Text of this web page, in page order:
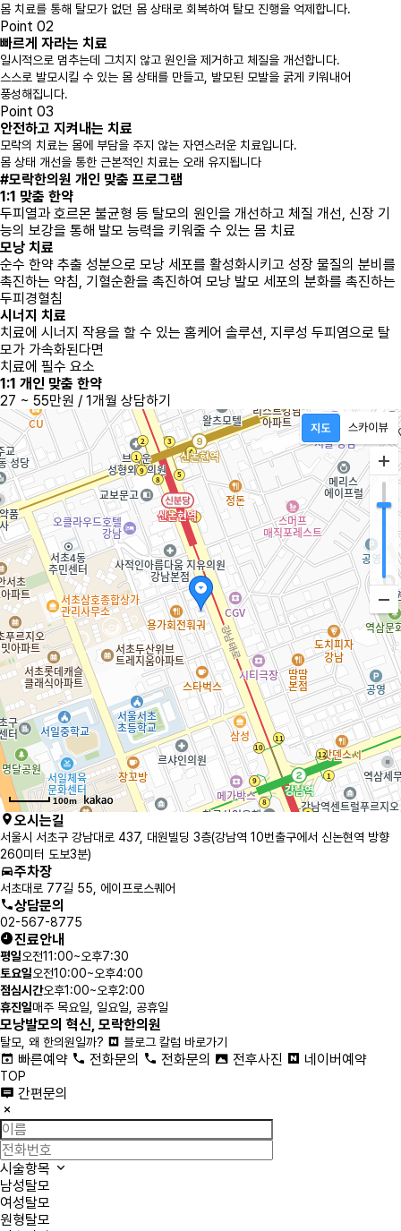
몸 치료를 통해 탈모가 없던 몸 상태로 회복하여 탈모 진행을 억제합니다.
Point 02
빠르게 자라는 치료
일시적으로 멈추는데 그치지 않고 원인을 제거하고 체질을 개선합니다.
스스로 발모시킬 수 있는 몸 상태를 만들고, 발모된 모발을 굵게 키워내어
풍성해집니다.
Point 03
안전하고 지켜내는 치료
모락의 치료는 몸에 부담을 주지 않는 자연스러운 치료입니다.
몸 상태 개선을 통한 근본적인 치료는 오래 유지됩니다
#모락한의원 개인 맞춤 프로그램
1:1 맞춤 한약
두피열과 호르몬 불균형 등 탈모의 원인을 개선하고 체질 개선, 신장 기
능의 보강을 통해 발모 능력을 키워줄 수 있는 몸 치료
모낭 치료
순수 한약 추출 성분으로 모낭 세포를 활성화시키고 성장 물질의 분비를
촉진하는 약침, 기혈순환을 촉진하여 모낭 발모 세포의 분화를 촉진하는
두피경혈침
시너지 치료
치료에 시너지 작용을 할 수 있는 홈케어 솔루션, 지루성 두피염으로 탈
모가 가속화된다면
치료에 필수 요소
1:1 개인 맞춤 한약
27 ~ 55만원 / 1개월 상담하기
100m
오시는길
서울시 서초구 강남대로 437, 대원빌딩 3층(강남역 10번출구에서 신논현역 방향
260미터 도보3분)
주차장
서초대로 77길 55, 에이프로스퀘어
상담문의
02-567-8775
진료안내
평일오전11:00~오후7:30
토요일오전10:00~오후4:00
점심시 간오후1:00~오후2:00
휴진일매주 목요일, 일요일, 공휴일
모낭발모의 혁신, 모락한의원
탈모, 왜 한의원일까? 블로그 칼럼 바로가기
빠른예약 전화문의 전화문의 전후사진 네이버예약
TOP
간편문의
시술항목
남성탈모
여성탈모
원형탈모